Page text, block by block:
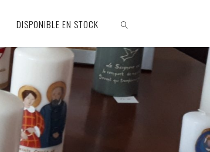
DISPONIBLE EN STOCK
SEARCH